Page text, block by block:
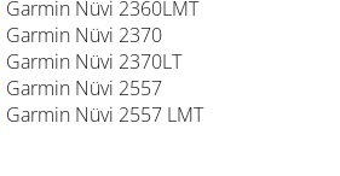
Garmin Nüvi 2360LMT
Garmin Nüvi 2370
Garmin Nüvi 2370LT
Garmin Nüvi 2557
Garmin Nüvi 2557 LMT